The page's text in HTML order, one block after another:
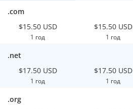
.com
$15.50 USD
1 год
$15.50 USD
1 год
.net
$17.50 USD
1 год
$17.50 USD
1 год
.org